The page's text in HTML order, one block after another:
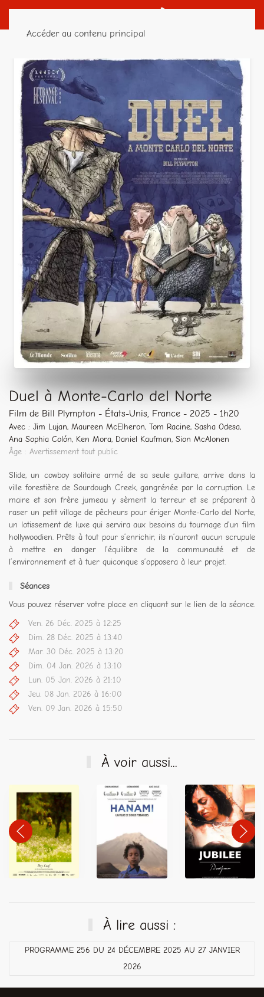
Accéder au contenu principal
Duel à Monte-Carlo del Norte
Film de Bill Plympton - États-Unis, France - 2025 - 1h20
Avec : Jim Lujan, Maureen McElheron, Tom Racine, Sasha Odesa,
Ana Sophia Colón, Ken Mora, Daniel Kaufman, Sion McAlonen
Âge : Avertissement tout public
Slide, un cowboy solitaire armé de sa seule guitare, arrive dans la
ville forestière de Sourdough Creek, gangrénée par la corruption. Le
maire et son frère jumeau y sèment la terreur et se préparent à
raser un petit village de pêcheurs pour ériger Monte-Carlo del Norte,
un lotissement de luxe qui servira aux besoins du tournage d’un film
hollywoodien. Prêts à tout pour s’enrichir, ils n’auront aucun scrupule
à mettre en danger l’équilibre de la communauté et de
l’environnement et à tuer quiconque s’opposera à leur projet.
Séances
Vous pouvez réserver votre place en cliquant sur le lien de la séance.
Ven. 26 Déc. 2025 à 12:25
Dim. 28 Déc. 2025 à 13:40
Mar. 30 Déc. 2025 à 13:20
Dim. 04 Jan. 2026 à 13:10
Lun. 05 Jan. 2026 à 21:10
Jeu. 08 Jan. 2026 à 16:00
Ven. 09 Jan. 2026 à 15:50
À voir aussi...
À lire aussi :
PROGRAMME 256 DU 24 DÉCEMBRE 2025 AU 27 JANVIER
2026